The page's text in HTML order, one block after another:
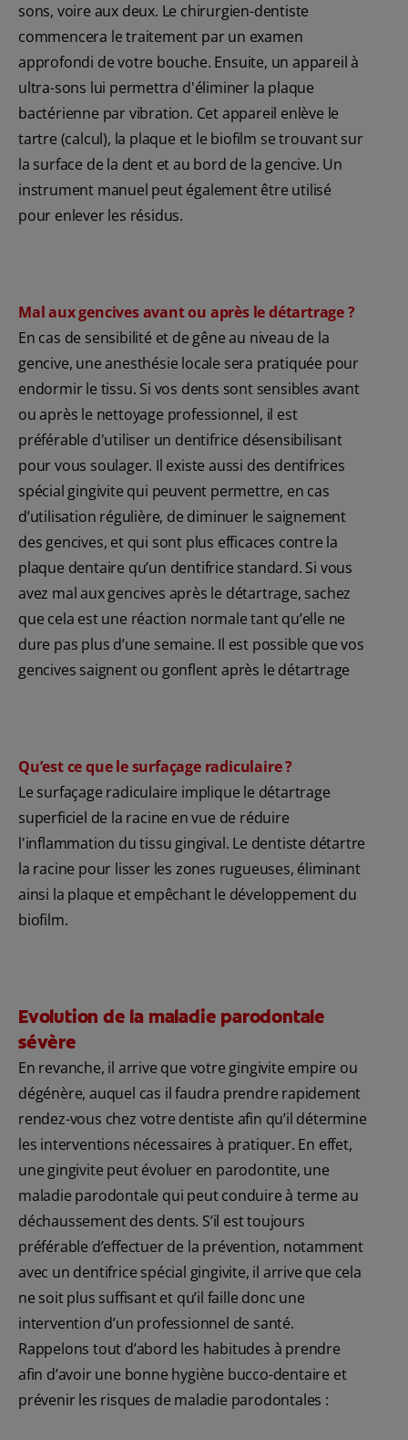
sons, voire aux deux. Le chirurgien-dentiste
commencera le traitement par un examen
approfondi de votre bouche. Ensuite, un appareil à
ultra-sons lui permettra d'éliminer la plaque
bactérienne par vibration. Cet appareil enlève le
tartre (calcul), la plaque et le biofilm se trouvant sur
la surface de la dent et au bord de la gencive. Un
instrument manuel peut également être utilisé
pour enlever les résidus.
Mal aux gencives avant ou après le détartrage ?
En cas de sensibilité et de gêne au niveau de la
gencive, une anesthésie locale sera pratiquée pour
endormir le tissu. Si vos dents sont sensibles avant
ou après le nettoyage professionnel, il est
préférable d'utiliser un dentifrice désensibilisant
pour vous soulager. Il existe aussi des dentifrices
spécial gingivite qui peuvent permettre, en cas
d’utilisation régulière, de diminuer le saignement
des gencives, et qui sont plus efficaces contre la
plaque dentaire qu’un dentifrice standard. Si vous
avez mal aux gencives après le détartrage, sachez
que cela est une réaction normale tant qu’elle ne
dure pas plus d’une semaine. Il est possible que vos
gencives saignent ou gonflent après le détartrage
Qu’est ce que le surfaçage radiculaire ?
Le surfaçage radiculaire implique le détartrage
superficiel de la racine en vue de réduire
l'inflammation du tissu gingival. Le dentiste détartre
la racine pour lisser les zones rugueuses, éliminant
ainsi la plaque et empêchant le développement du
biofilm.
Evolution de la maladie parodontale
sévère
En revanche, il arrive que votre gingivite empire ou
dégénère, auquel cas il faudra prendre rapidement
rendez-vous chez votre dentiste afin qu’il détermine
les interventions nécessaires à pratiquer. En effet,
une gingivite peut évoluer en parodontite, une
maladie parodontale qui peut conduire à terme au
déchaussement des dents. S’il est toujours
préférable d’effectuer de la prévention, notamment
avec un dentifrice spécial gingivite, il arrive que cela
ne soit plus suffisant et qu’il faille donc une
intervention d’un professionnel de santé.
Rappelons tout d’abord les habitudes à prendre
afin d’avoir une bonne hygiène bucco-dentaire et
prévenir les risques de maladie parodontales :